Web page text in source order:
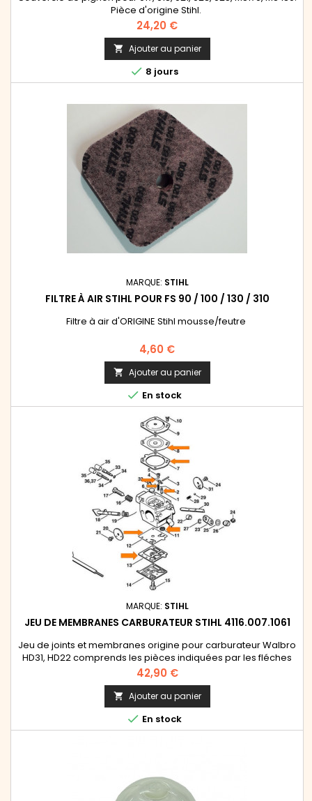
Pièce d'origine Stihl.
Prix
24,20 €
 Ajouter au panier
 8 jours
MARQUE: STIHL
FILTRE À AIR STIHL POUR FS 90 / 100 / 130 / 310
Filtre à air d'ORIGINE Stihl mousse/feutre
Prix
4,60 €
 Ajouter au panier
 En stock
MARQUE: STIHL
JEU DE MEMBRANES CARBURATEUR STIHL 4116.007.1061
Jeu de joints et membranes origine pour carburateur Walbro
HD31, HD22 comprends les pièces indiquées par les fléches
orange (2 joints, 2 membranes, 1 tamis, 1 pointeau avec
ressort et levier)
Prix
42,90 €
 Ajouter au panier
 En stock